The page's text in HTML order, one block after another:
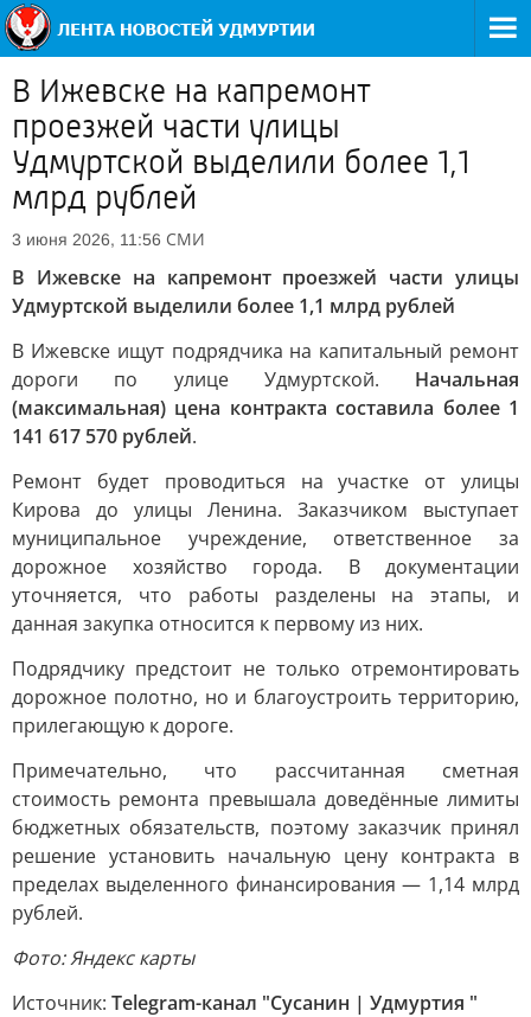
В Ижевске на капремонт
проезжей части улицы
Удмуртской выделили более 1,1
млрд рублей
3 июня 2026, 11:56 СМИ
В Ижевске на капремонт проезжей части улицы
Удмуртской выделили более 1,1 млрд рублей
В Ижевске ищут подрядчика на капитальный ремонт
дороги по улице Удмуртской. Начальная
(максимальная) цена контракта составила более 1
141 617 570 рублей.
Ремонт будет проводиться на участке от улицы
Кирова до улицы Ленина. Заказчиком выступает
муниципальное учреждение, ответственное за
дорожное хозяйство города. В документации
уточняется, что работы разделены на этапы, и
данная закупка относится к первому из них.
Подрядчику предстоит не только отремонтировать
дорожное полотно, но и благоустроить территорию,
прилегающую к дороге.
Примечательно, что рассчитанная сметная
стоимость ремонта превышала доведённые лимиты
бюджетных обязательств, поэтому заказчик принял
решение установить начальную цену контракта в
пределах выделенного финансирования — 1,14 млрд
рублей.
Фото: Яндекс карты
Источник: Telegram-канал "Сусанин | Удмуртия "